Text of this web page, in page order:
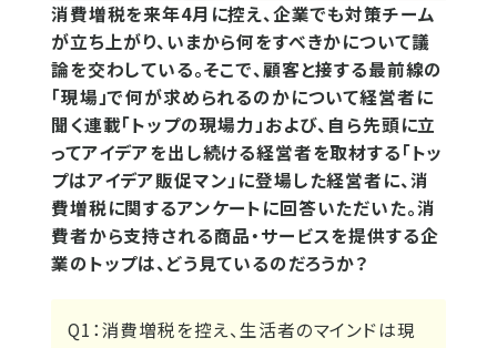
消費増税を来年4月に控え、企業でも対策チーム
が立ち上がり、いまから何をすべきかについて議
論を交わしている。そこで、顧客と接する最前線の
「現場」で何が求められるのかについて経営者に
聞く連載「トップの現場力」および、自ら先頭に立
ってアイデアを出し続ける経営者を取材する「トッ
プはアイデア販促マン」に登場した経営者に、消
費増税に関するアンケートに回答いただいた。消
費者から支持される商品・サービスを提供する企
業のトップは、どう見ているのだろうか？
Q1：消費増税を控え、生活者のマインドは現